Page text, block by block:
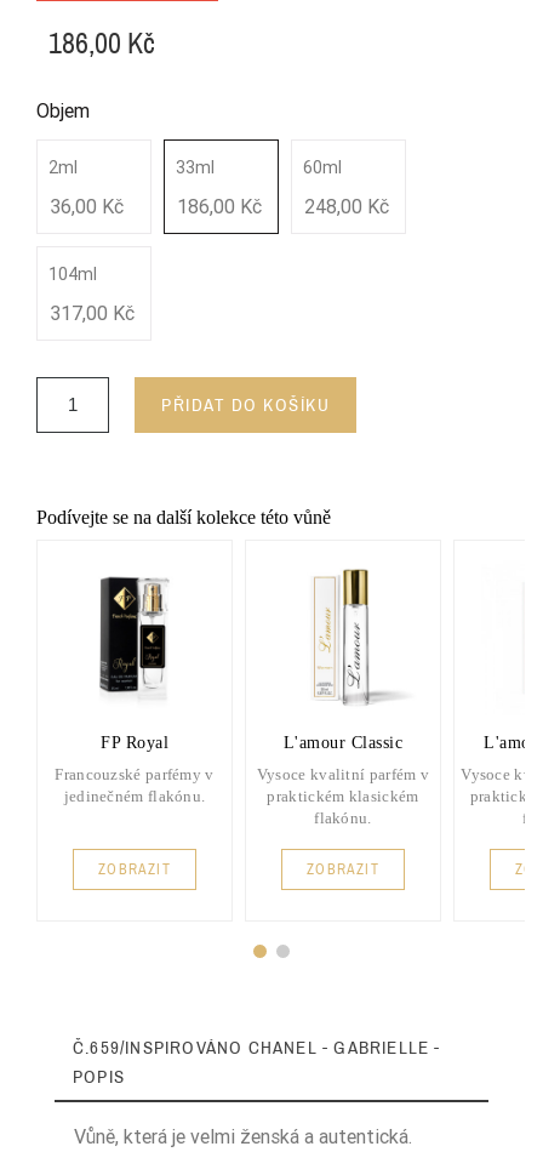
186,00 Kč
Objem
2ml
36,00 Kč
33ml
186,00 Kč
60ml
248,00 Kč
104ml
317,00 Kč
PŘIDAT DO KOŠÍKU
Podívejte se na další kolekce této vůně
FP Royal
Francouzské parfémy v
jedinečném flakónu.
ZOBRAZIT
L'amour Classic
Vysoce kvalitní parfém v
praktickém klasickém
flakónu.
ZOBRAZIT
Vysoce
Č.659/INSPIROVÁNO CHANEL - GABRIELLE -
POPIS
Vůně, která je velmi ženská a autentická.